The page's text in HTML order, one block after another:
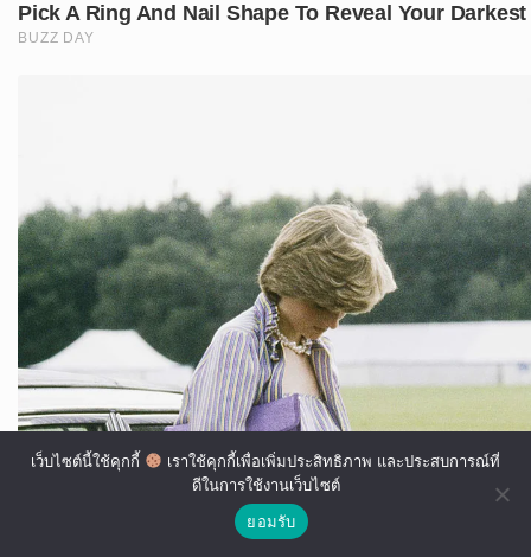
เว็บไซต์นี้ใช้คุกกี้
เราใช้คุกกี้เพื่อเพิ่มประสิทธิภาพ และประสบการณ์ที่
ดีในการใช้งานเว็บไซต์
ยอมรับ